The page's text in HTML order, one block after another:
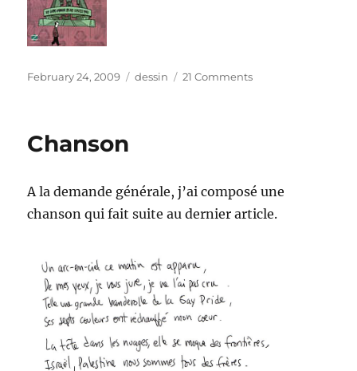
Posted
February 24, 2009 Categories
dessin 21 Commentson
Chanson
A la demande générale, j’ai composé une
chanson qui fait suite au dernier article.